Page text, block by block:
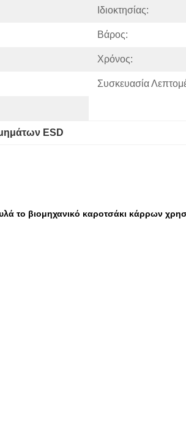
Ιδιοκτησίας:
Βάρος:
Χρόνος:
Συσκευασία
ESD
το βιομηχανικό καροτσάκι κάρρων